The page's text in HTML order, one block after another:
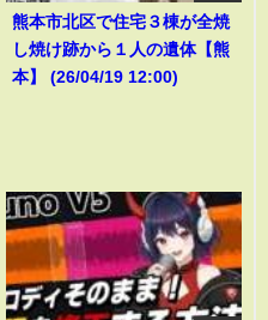
熊本市北区で住宅３棟が全焼
し焼け跡から１人の遺体【熊
本】 (26/04/19 12:00)